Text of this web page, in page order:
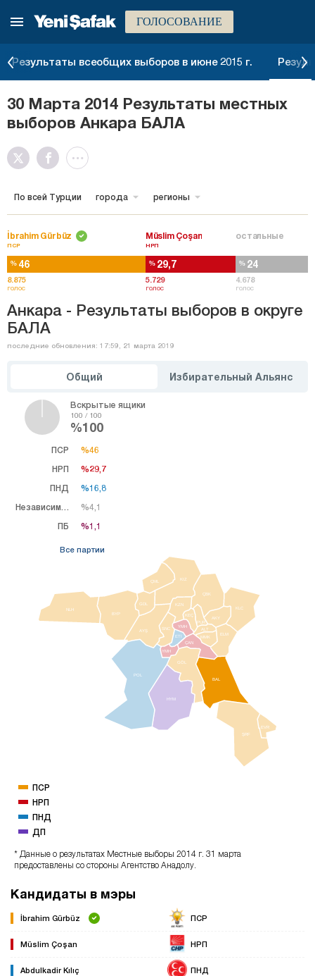
ГОЛОСОВАНИЕ
Результаты всеобщих выборов в июне 2015 г.
30 Марта 2014 Результаты местных
выборов Анкара БАЛА
По всей Турции города регионы
İbrahim Gürbüz
ПСР
% 46
8.875
голос
Müslim Çoşan
НРП
% 29,7
5.729
голос
остальные
% 24
4.678
голос
Анкара - Результаты выборов в округе
БАЛА
последние обновления: 17:59, 21 марта 2019
Общий Избирательный Альянс
Вскрытые ящики
100 / 100
%100
ПСР
НРП
ПНД
Независимый
ПБ
%46
%29,7
%16,8
%4,1
%1,1
%46
%29,7
%16,8
%4,1
%1,1
Все партии
ALT
AYŞ
BAL
BYP
ÇML
ÇAN
ÇBK
ELM
GDL
HYM
KLC
KIZ
NLH
POL
ŞRF
GÖL
KEÇ
MMK
SNC
YMH
YMH
KZN
AKY
ETİ
EVR
PUR
ПСР
НРП
ПНД
ДП
* Данные о результатах Местные выборы 2014 г. 31 марта
предоставлены со стороны Агентство Анадолу.
Кандидаты в мэры
İbrahim Gürbüz ПСР
Müslim Çoşan НРП
Abdulkadir Kılıç ПНД